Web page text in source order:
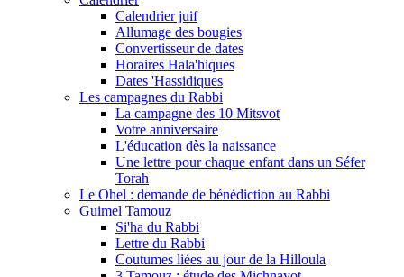
Calendrier juif
Allumage des bougies
Convertisseur de dates
Horaires Hala'hiques
Dates 'Hassidiques
Les campagnes du Rabbi
La campagne des 10 Mitsvot
Votre anniversaire
L'éducation dès la naissance
Une lettre pour chaque enfant dans un Séfer
Torah
Le Ohel : demande de bénédiction au Rabbi
Guimel Tamouz
Si'ha du Rabbi
Lettre du Rabbi
Coutumes liées au jour de la Hilloula